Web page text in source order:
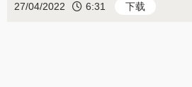
27/04/2022 6:31 下载